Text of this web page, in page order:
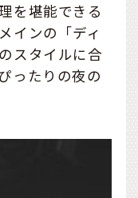
を堪能できる
インの「ディ
スタイルに合
ったりの夜の